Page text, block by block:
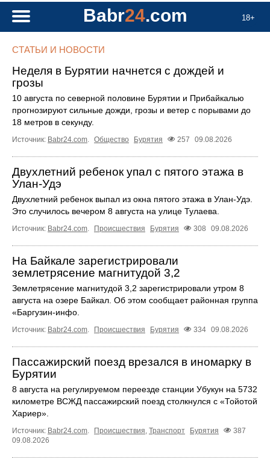
18+
Babr24.com
СТАТЬИ И НОВОСТИ
Неделя в Бурятии начнется с дождей и
грозы
10 августа по северной половине Бурятии и Прибайкалью
прогнозируют сильные дожди, грозы и ветер с порывами до
18 метров в секунду.
Источник: Babr24.com. Общество Бурятия 257 09.08.2026
Двухлетний ребенок упал с пятого этажа в
Улан-Удэ
Двухлетний ребенок выпал из окна пятого этажа в Улан-Удэ.
Это случилось вечером 8 августа на улице Тулаева.
Источник: Babr24.com. Происшествия Бурятия 308 09.08.2026
На Байкале зарегистрировали
землетрясение магнитудой 3,2
Землетрясение магнитудой 3,2 зарегистрировали утром 8
августа на озере Байкал. Об этом сообщает районная группа
«Бapгyзин-инфo.
Источник: Babr24.com. Происшествия Бурятия 334 09.08.2026
Пассажирский поезд врезался в иномарку в
Бурятии
8 августа на регулируемом переезде станции Убукун на 5732
километре ВСЖД пассажирский поезд столкнулся с «Тойотой
Хариер».
Источник: Babr24.com. Происшествия, Транспорт Бурятия
387
09.08.2026